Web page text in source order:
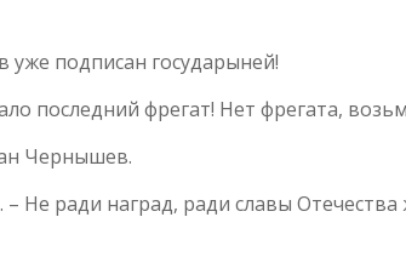
уже подписан государыней!
последний фрегат! Нет фрегата,
Чернышев.
Не ради наград, ради славы